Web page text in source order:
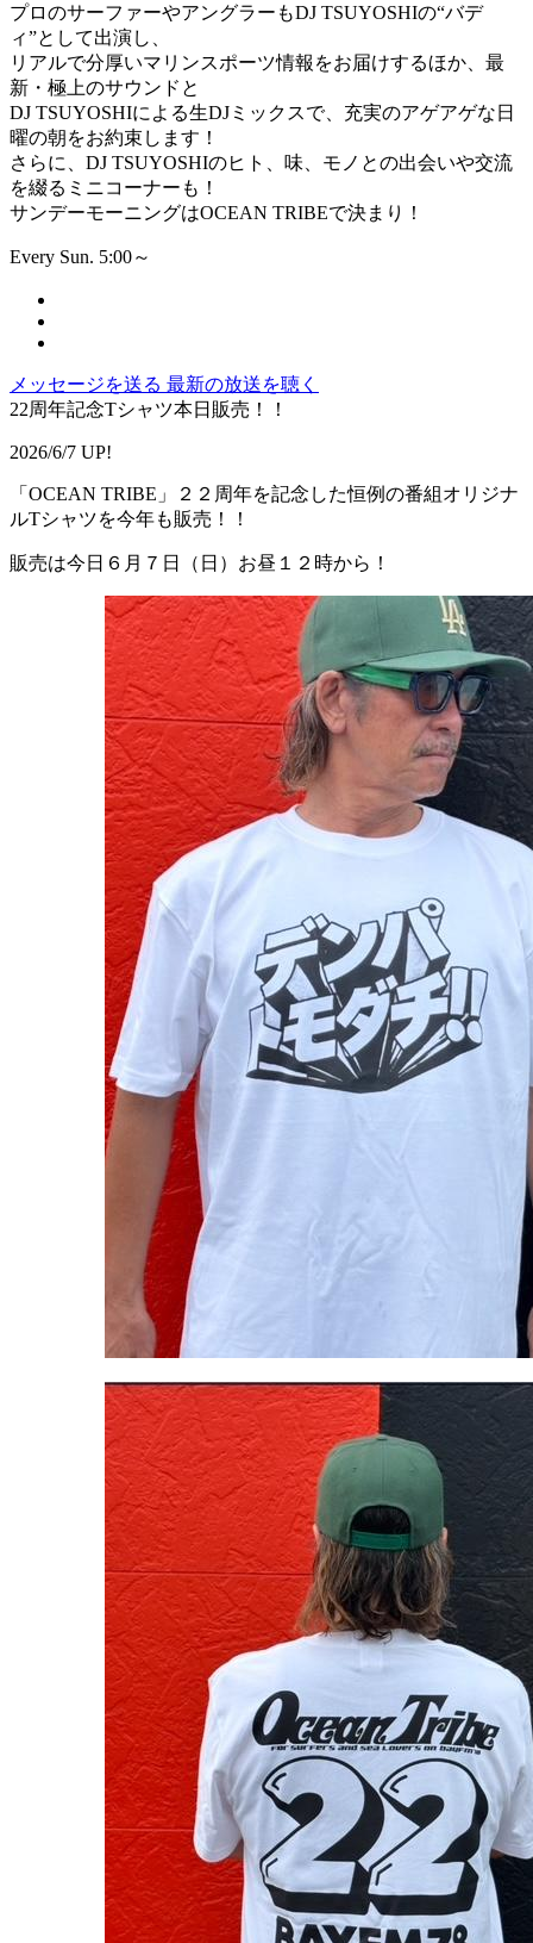
プロのサーファーやアングラーもDJ TSUYOSHIの“バデ
ィ”として出演し、
リアルで分厚いマリンスポーツ情報をお届けするほか、最
新・極上のサウンドと
DJ TSUYOSHIによる生DJミックスで、充実のアゲアゲな日
曜の朝をお約束します！
さらに、DJ TSUYOSHIのヒト、味、モノとの出会いや交流
を綴るミニコーナーも！
サンデーモーニングはOCEAN TRIBEで決まり！
Every Sun. 5:00～
メッセージを送る 最新の放送を聴く
22周年記念Tシャツ本日販売！！
2026/6/7 UP!
「OCEAN TRIBE」２２周年を記念した恒例の番組オリジナ
ルTシャツを今年も販売！！
販売は今日６月７日（日）お昼１２時から！